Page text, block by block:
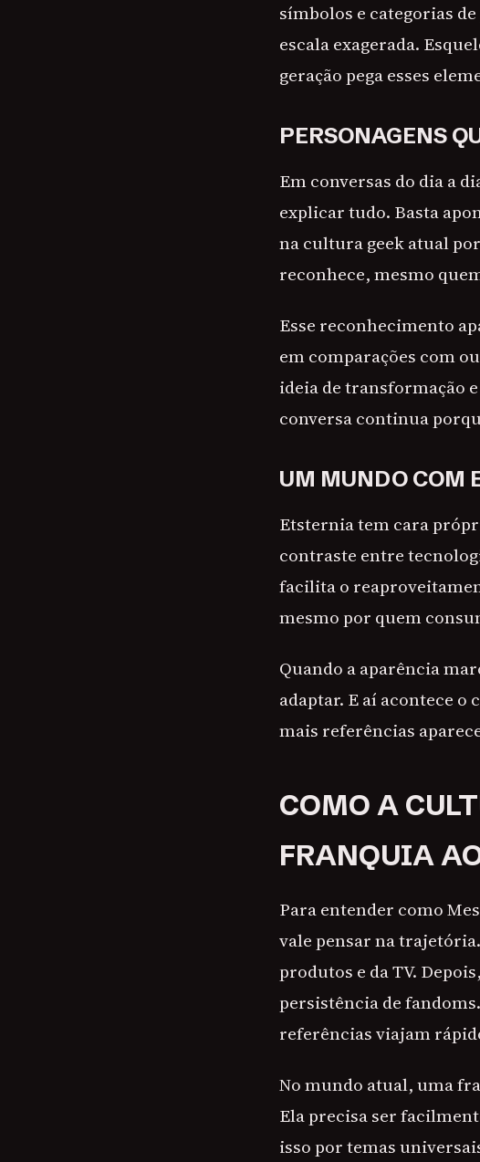
símbolos e categorias
escala exagerada.
geração pega esses
PERSONAGENS
Em conversas do dia a
explicar tudo. Basta
na cultura geek atual
reconhece, mesmo
Esse reconhecimento
em comparações com
ideia de transformação
conversa continua
UM MUNDO COM
Etsternia tem cara
contraste entre
facilita o
mesmo por quem
Quando a aparência
adaptar. E aí acontece
mais referências
COMO A
FRANQUIA
Para entender como
vale pensar na
produtos e da TV.
persistência de
referências viajam
No mundo atual, uma
Ela precisa ser
isso por temas